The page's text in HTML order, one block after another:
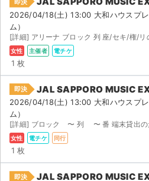
公演登録依頼
不正転売禁止法について
チケットジャムの取り組み
2026/04/18(土) 13:00 大和ハウスプ
ム）
女性 主催者 電チケ
1 枚
即決 JAL SAPPORO MUSIC
2026/04/18(土) 13:00 大和ハウスプ
ム）
女性 電チケ 同行
1 枚
即決 JAL SAPPORO MUSIC